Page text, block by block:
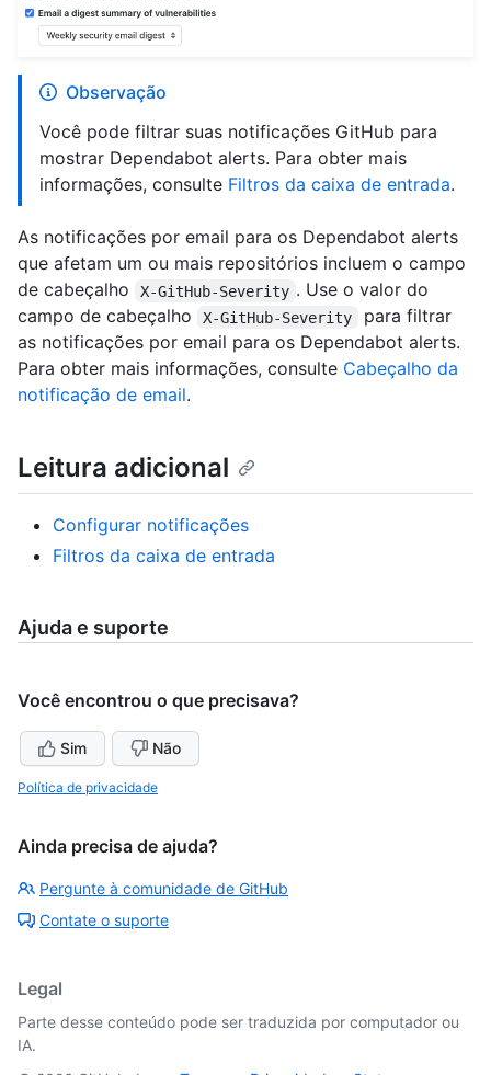
Observação
Você pode filtrar suas notificações GitHub para
mostrar Dependabot alerts. Para obter mais
informações, consulte Filtros da caixa de entrada.
As notificações por email para os Dependabot alerts
que afetam um ou mais repositórios incluem o campo
de cabeçalho
X-GitHub-Severity . Use o valor do
campo de cabeçalho
X-GitHub-Severity
para filtrar
as notificações por email para os Dependabot alerts.
Para obter mais informações, consulte Cabeçalho da
notificação de email.
Leitura adicional
Configurar notificações
Filtros da caixa de entrada
Ajuda e suporte
Você encontrou o que precisava?
Sim Não
Política de privacidade
Ainda precisa de ajuda?
Pergunte à comunidade de GitHub
Contate o suporte
Legal
Parte desse conteúdo pode ser traduzida por computador ou
IA.